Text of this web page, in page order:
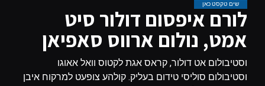
שים טקסט כאן
לורם איפסום דולור סיט
אמט, נולום ארווס סאפיאן
וסטיבולום אט דולור, קראס אגת לקטוס וואל אאוגו
וסטיבולום סוליסי טידום בעליק. קולהע צופעט למרקוח איבן